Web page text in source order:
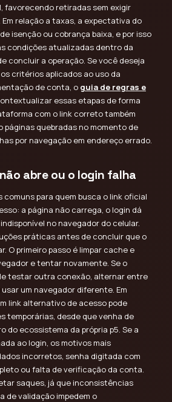
favorecendo retiradas sem exigir
relação a taxas, a expectativa do
isenção ou cobrança baixa, e por isso
condições atualizadas dentro da
concluir a operação. Se você deseja
critérios aplicados ao uso da
de conta, o guia de regras e
essas etapas de forma
com o link correto também
páginas quebradas no momento de
por navegação em endereço errado.
abre ou o login falha
comuns para quem busca o link oficial
a página não carrega, o login dá
no navegador do celular.
práticas antes de concluir que o
O primeiro passo é limpar cache e
e tentar novamente. Se o
testar outra conexão, alternar entre
um navegador diferente. Em
link alternativo de acesso pode
temporárias, desde que venha de
do ecossistema da própria p5. Se a
ao login, os motivos mais
incorretos, senha digitada com
ou falta de verificação da conta.
saques, já que inconsistências
de validação impedem o